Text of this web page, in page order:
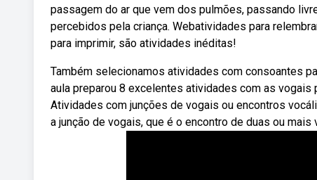
passagem do ar que vem dos pulmões, passando
percebidos pela criança. Webatividades para
para imprimir, são atividades inéditas!
Também selecionamos atividades com consoantes
aula preparou 8 excelentes atividades com as vogais
Atividades com junções de vogais ou encontros
a junção de vogais, que é o encontro de duas ou